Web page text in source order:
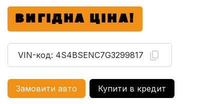
ВИГІДНА ЦІНА!
VIN-код: 4S4BSENC7G3299817
Замовити авто Купити в кредит